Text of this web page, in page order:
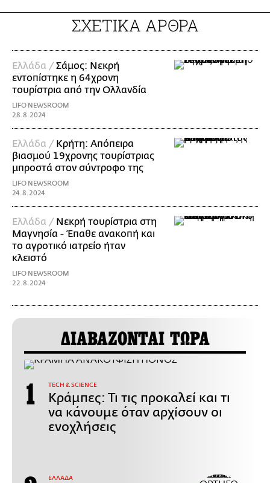
ΣΧΕΤΙΚΑ ΑΡΘΡΑ
Ελλάδα /Σάμος: Νεκρή
εντοπίστηκε η 64χρονη
τουρίστρια από την Ολλανδία
LIFO NEWSROOM
28.8.2024
Ελλάδα / Κρήτη: Απόπειρα
βιασμού 19χρονης τουρίστριας
μπροστά στον σύντροφο της
LIFO NEWSROOM
24.8.2024
Ελλάδα / Νεκρή τουρίστρια στη
Μαγνησία - Έπαθε ανακοπή και
το αγροτικό ιατρείο ήταν
κλειστό
LIFO NEWSROOM
22.8.2024
ΔΙΑΒΑΖΟΝΤΑΙ ΤΩΡΑ
ΤECH & SCIENCE
Κράμπες: Τι τις προκαλεί και τι
να κάνουμε όταν αρχίσουν οι
ενοχλήσεις
ΕΛΛΑΔΑ